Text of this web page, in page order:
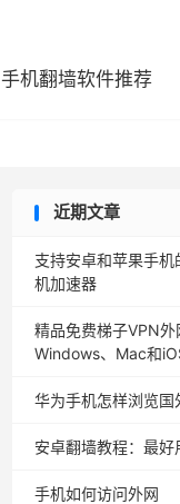
手机翻墙软件推荐
近期文章
支持安卓和苹果手
机加速器
精品免费梯子VPN外
Windows、Mac和
华为手机怎样浏览
安卓翻墙教程：最
手机如何访问外网